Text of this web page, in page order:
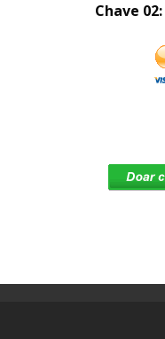
Chave 02: